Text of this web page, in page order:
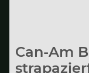
Can-Am